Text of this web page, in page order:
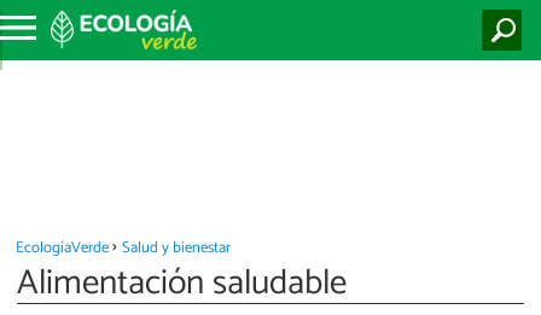
EcologíaVerde Salud y bienestar
Alimentación saludable